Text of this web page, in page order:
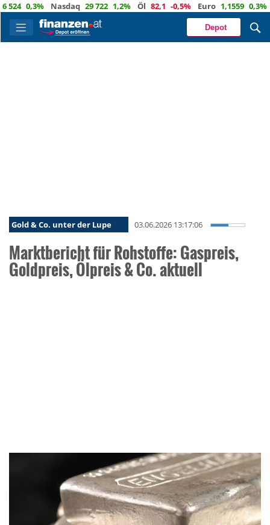
0,3% Nasdaq 29 722 1,2% Öl 82,1 -0,5% Euro 1,1559 0,3% CHF
Depot
Gold & Co. unter der Lupe 03.06.2026 13:17:06
Marktbericht für Rohstoffe: Gaspreis,
Goldpreis, Ölpreis & Co. aktuell